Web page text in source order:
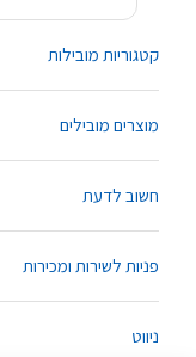
קטגוריות מובילות
מוצרים מובילים
חשוב לדעת
פניות לשירות ומכירות
ניווט